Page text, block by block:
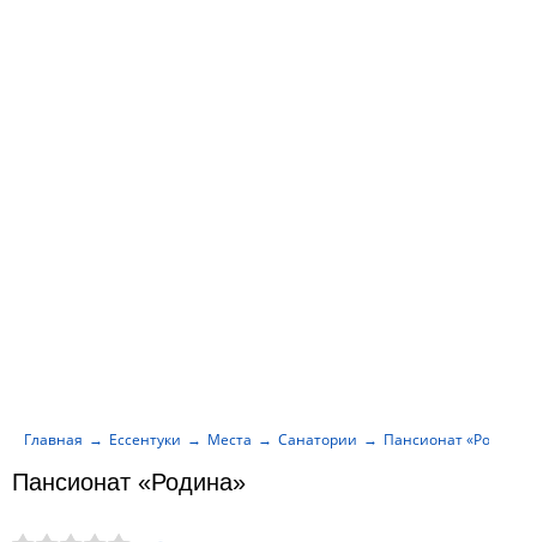
Пансионат «Родина»
Главная Ессентуки Места Санатории Пансионат «Родина»